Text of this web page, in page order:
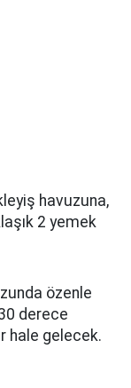
havuzuna,
2 yemek
özenle
derece
hale gelecek.